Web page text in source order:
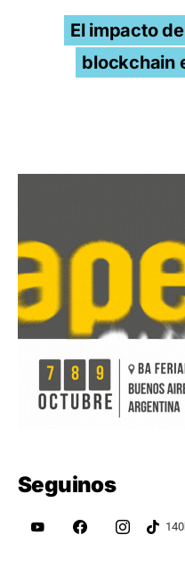
El impacto
blockchain
Seguinos